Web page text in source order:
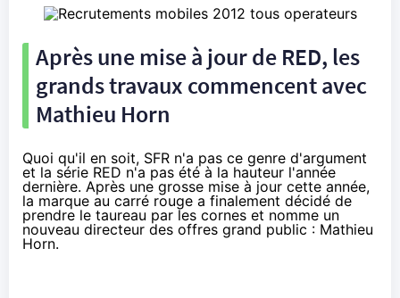
Après une mise à jour de RED, les
grands travaux commencent avec
Mathieu Horn
Quoi qu'il en soit, SFR n'a pas ce genre d'argument
et la série RED n'a pas été à la hauteur l'année
dernière. Après une grosse mise à jour cette année,
la marque au carré rouge a finalement décidé de
prendre le taureau par les cornes et nomme un
nouveau directeur des offres grand public : Mathieu
Horn.